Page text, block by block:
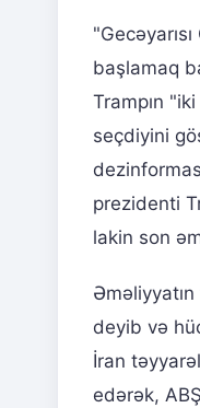
başlamaq
Trampın
seçdiyini
prezidenti
lakin son
deyib və
İran
edərək,